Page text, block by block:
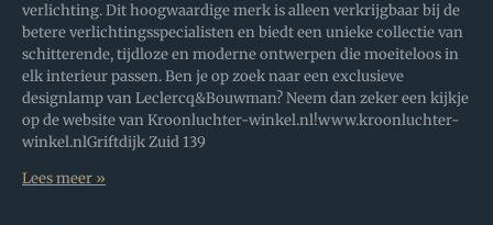
verlichting. Dit hoogwaardige merk is alleen verkrijgbaar bij de
betere verlichtingsspecialisten en biedt een unieke collectie van
schitterende, tijdloze en moderne ontwerpen die moeiteloos in
elk interieur passen. Ben je op zoek naar een exclusieve
designlamp van Leclercq&Bouwman? Neem dan zeker een kijkje
op de website van Kroonluchter-winkel.nl!www.kroonluchter-
winkel.nlGriftdijk Zuid 139
Lees meer »